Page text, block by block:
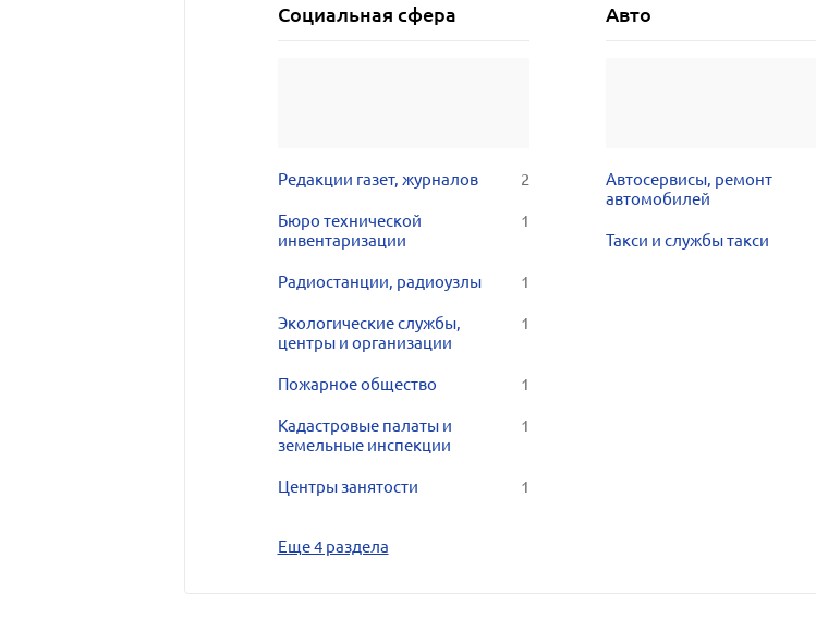
Социальная сфера
Редакции газет, журналов 2
Бюро технической
инвентаризации
1
Радиостанции, радиоузлы 1
Экологические службы,
центры и организации
1
Пожарное общество 1
Кадастровые палаты и
земельные инспекции
1
Центры занятости 1
Еще 4 раздела
Авто
Автосервисы, ремонт
автомобилей
Такси и службы такси